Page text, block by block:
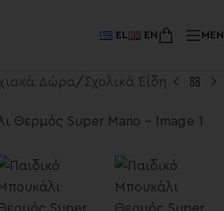
EL EN
Δώρα /Σχολικά Είδη